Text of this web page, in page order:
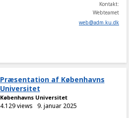
Kontakt:
Webteamet
web@adm.ku.dk
Præsentation af Københavns
Universitet
Københavns Universitet
4.129 views 9. januar 2025